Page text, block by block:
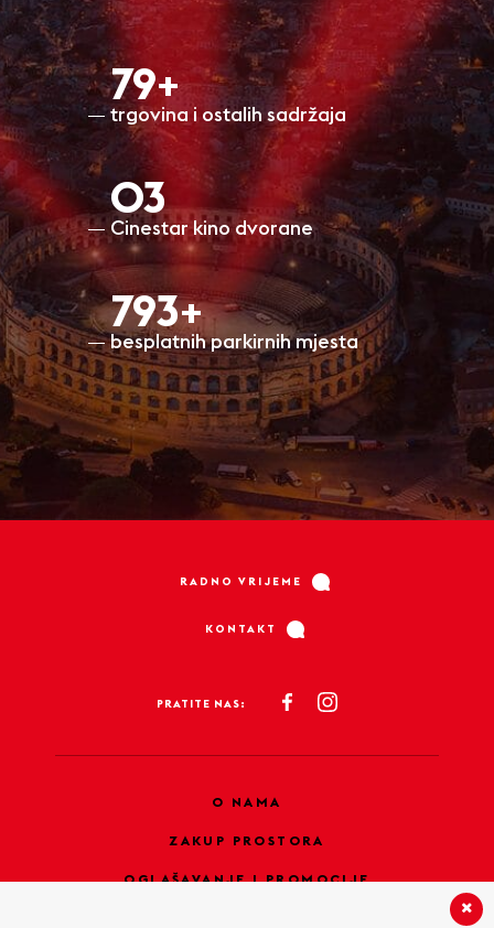
80+
trgovina i ostalih sadržaja
O3
Cinestar kino dvorane
798+
besplatnih parkirnih mjesta
RADNO VRIJEME
KONTAKT
PRATITE NAS:
O NAMA
ZAKUP PROSTORA
OGLAŠAVANJE I PROMOCIJE